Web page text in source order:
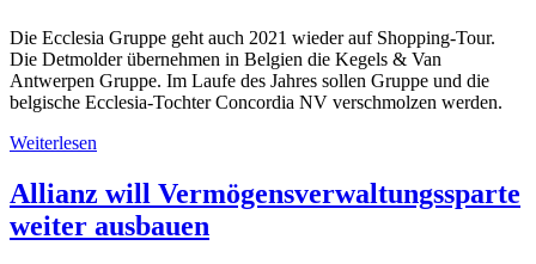
Die Ecclesia Gruppe geht auch 2021 wieder auf Shopping-Tour.
Die Detmolder übernehmen in Belgien die Kegels & Van
Antwerpen Gruppe. Im Laufe des Jahres sollen Gruppe und die
belgische Ecclesia-Tochter Concordia NV verschmolzen werden.
Weiterlesen
Allianz will Vermögensverwaltungssparte
weiter ausbauen